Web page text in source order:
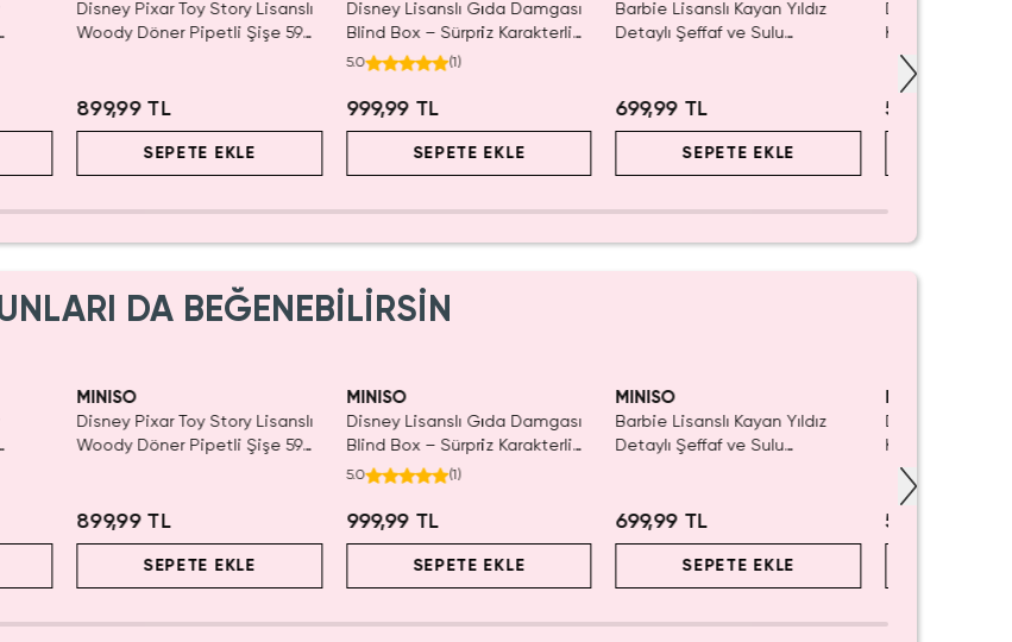
Disney Pixar Toy Story Lisanslı
Woody Döner Pipetli Şişe 590
899,99 TL
SEPETE EKLE
Disney Lisanslı Gıda Damgası
Blind Box – Sürpriz Karakterli
Eğlenceli Sunum
5.0 (1)
999,99 TL
SEPETE EKLE
Barbie Lisanslı Kayan Yıldız
Detaylı Şeffaf ve Sulu
699,99 TL
SEPETE EKLE
Disney Lisanslı
Klipsli Figür –
Koleksiyon
549,99 TL
DA BEĞENEBİLİRSİN
MINISO
Disney Pixar Toy Story Lisanslı
Woody Döner Pipetli Şişe 590
899,99 TL
SEPETE EKLE
MINISO
Disney Lisanslı Gıda Damgası
Blind Box – Sürpriz Karakterli
Eğlenceli Sunum
5.0 (1)
999,99 TL
SEPETE EKLE
MINISO
Barbie Lisanslı Kayan Yıldız
Detaylı Şeffaf ve Sulu
699,99 TL
SEPETE EKLE
Disney Lisanslı
Klipsli Figür –
Koleksiyon
549,99 TL